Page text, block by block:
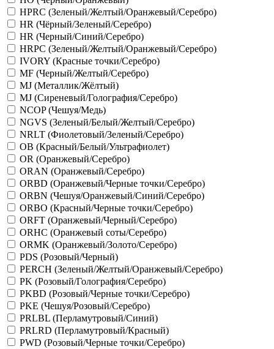
HPRC (Зеленый/Желтый/Оранжевый/Серебро)
HR (Чёрный/Зеленый/Серебро)
HR (Черный/Синий/Серебро)
HRPC (Зеленый/Желтый/Оранжевый/Серебро)
IVORY (Красные точки/Серебро)
MF (Черный/Желтый/Серебро)
MJ (Металлик/Жёлтый)
MJ (Сиреневый/Голография/Серебро)
NCOP (Чешуя/Медь)
NGVS (Зеленый/Белый/Желтый/Серебро)
NRLT (Фиолетовый/Зеленый/Серебро)
OB (Красный/Белый/Ультрафиолет)
OR (Оранжевый/Серебро)
ORAN (Оранжевый/Серебро)
ORBD (Оранжевый/Черные точки/Серебро)
ORBN (Чешуя/Оранжевый/Синий/Серебро)
ORBO (Красный/Черные точки/Серебро)
ORFT (Оранжевый/Черный/Серебро)
ORHC (Оранжевый соты/Серебро)
ORMK (Оранжевый/Золото/Серебро)
PDS (Розовый/Черный)
PERCH (Зеленый/Желтый/Оранжевый/Серебро)
PK (Розовый/Голография/Серебро)
PKBD (Розовый/Черные точки/Серебро)
PKE (Чешуя/Розовый/Серебро)
PRLBL (Перламутровый/Синий)
PRLRD (Перламутровый/Красный)
PWD (Розовый/Черные точки/Серебро)